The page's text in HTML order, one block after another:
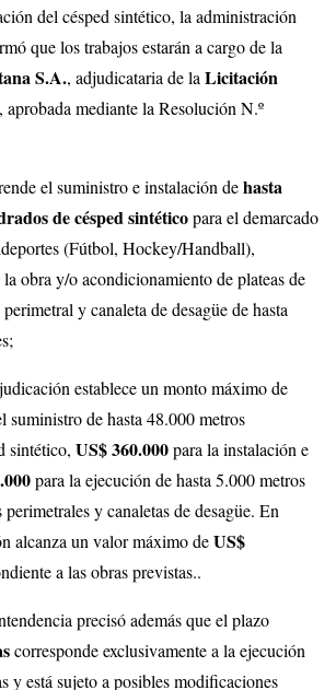
del césped sintético, la administración
que los trabajos estarán a cargo de la
S.A., adjudicataria de laLicitación
, aprobada mediante la Resolución N.º
el suministro e instalación dehasta
de césped sintéticopara el demarcado
(Fútbol, Hockey/Handball),
obra y/o acondicionamiento de plateas de
y canaleta de desagüe de hasta
establece un monto máximo de
suministro de hasta 48.000 metros
sintético, US$ 360.000para la instalación e
para la ejecución de hasta 5.000 metros
y canaletas de desagüe. En
alcanza un valor máximo deUS$
a las obras previstas..
precisó además que el plazo
corresponde exclusivamente a la ejecución
y está sujeto a posibles modificaciones